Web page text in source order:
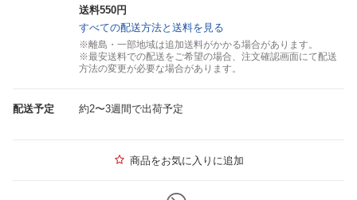
送料550円
すべての配送方法と送料を見る
※離島・一部地域は追加送料がかかる場合があります。
※最安送料での配送をご希望の場合、注文確認画面にて配送
方法の変更が必要な場合があります。
配送予定 約2〜3週間で出荷予定
商品をお気に入りに追加